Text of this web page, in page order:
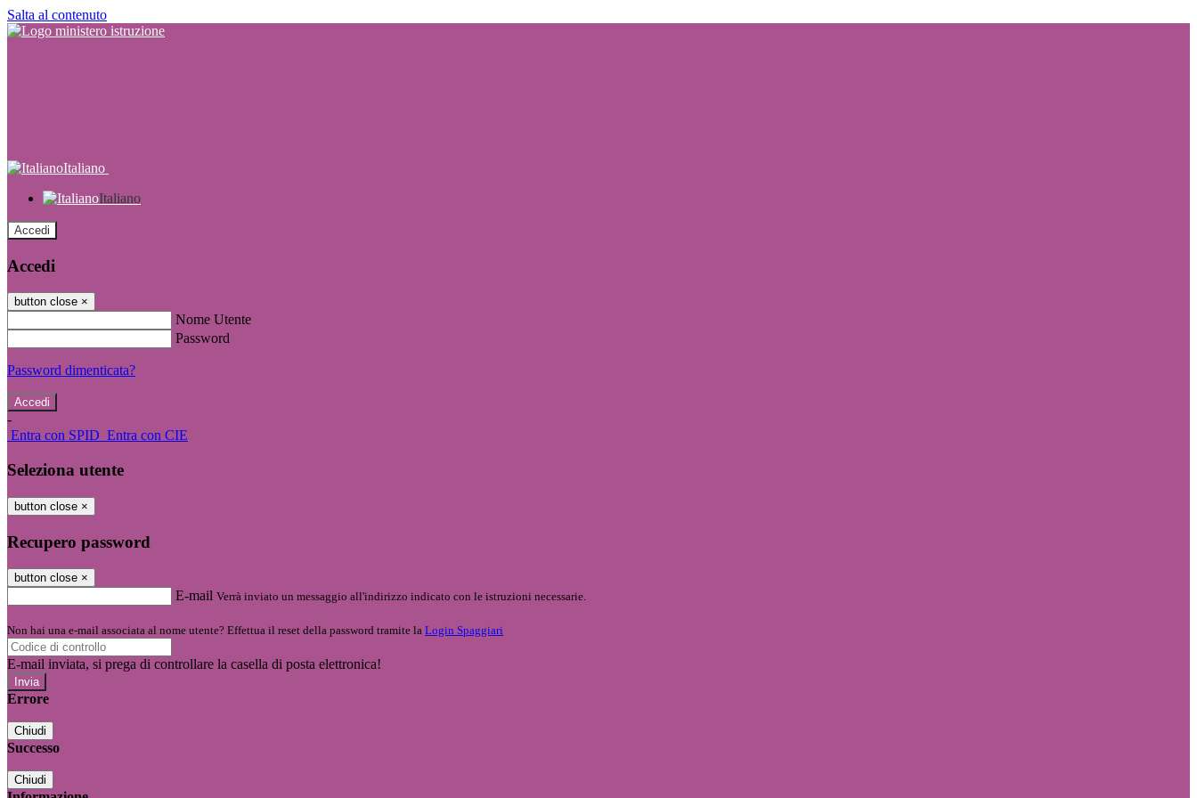
Salta al contenuto
Italiano
Italiano
Accedi
Accedi
button close ×
Nome Utente
Password
Password dimenticata?
-
Entra con SPID Entra con CIE
Seleziona utente
button close ×
Recupero password
button close ×
E-mail Verrà inviato un messaggio all'indirizzo indicato con le istruzioni necessarie.
Non hai una e-mail associata al nome utente? Effettua il reset della password tramite la Login Spaggiari
E-mail inviata, si prega di controllare la casella di posta elettronica!
Errore
Chiudi
Successo
Chiudi